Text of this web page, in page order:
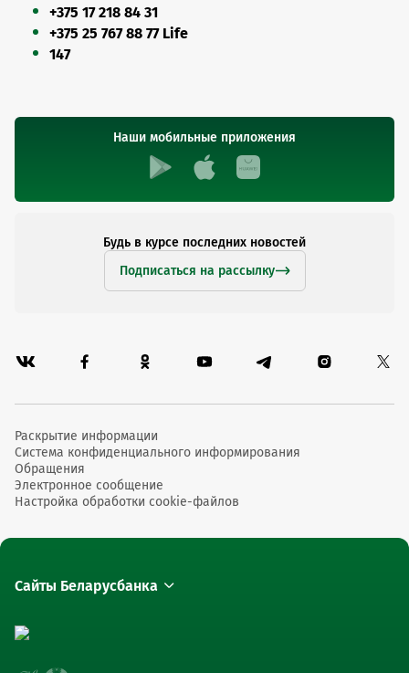
+375 17 218 84 31
+375 25 767 88 77 Life
147
Наши мобильные приложения
Будь в курсе последних новостей
Подписаться на рассылку
Раскрытие информации
Система конфиденциального информирования
Обращения
Электронное сообщение
Настройка обработки cookie-файлов
Сайты Беларусбанка